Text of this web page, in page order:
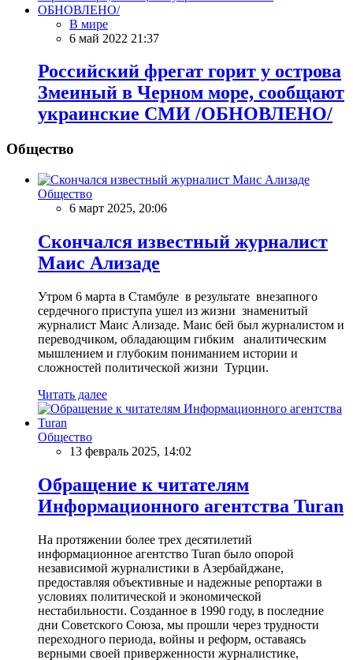
В мире
6 май 2022 21:37
Российский фрегат горит у острова
Змеиный в Черном море, сообщают
украинские СМИ /ОБНОВЛЕНО/
Общество
Общество
6 март 2025, 20:06
Скончался известный журналист
Маис Ализаде
Утром 6 марта в Стамбуле в результате внезапного
сердечного приступа ушел из жизни знаменитый
журналист Маис Ализаде. Маис бей был журналистом и
переводчиком, обладающим гибким аналитическим
мышлением и глубоким пониманием истории и
сложностей политической жизни Турции.
Читать далее
Общество
13 февраль 2025, 14:02
Обращение к читателям
Информационного агентства Turan
На протяжении более трех десятилетий
информационное агентство Turan было опорой
независимой журналистики в Азербайджане,
предоставляя объективные и надежные репортажи в
условиях политической и экономической
нестабильности. Созданное в 1990 году, в последние
дни Советского Союза, мы прошли через трудности
переходного периода, войны и реформ, оставаясь
верными своей приверженности журналистике,